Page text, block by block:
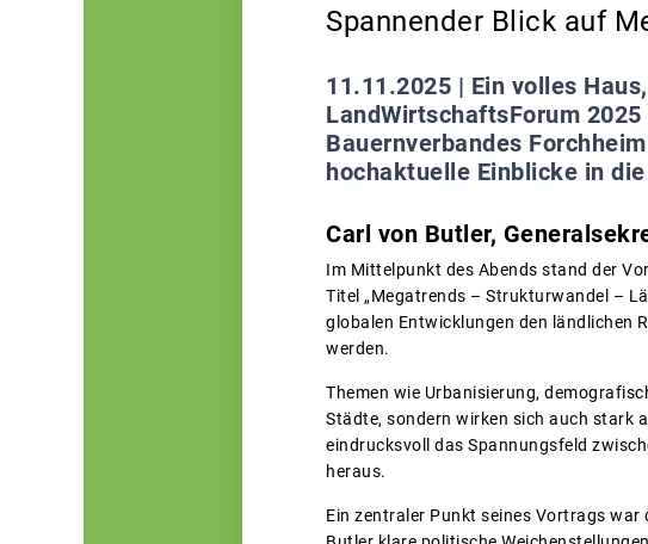
Spannender Blick auf
11.11.2025 | Ein volles
LandWirtschaftsForum
Bauernverbandes
hochaktuelle Einblicke in
Carl von Butler,
Im Mittelpunkt des Abends stand der
Titel „Megatrends – Strukturwandel –
globalen Entwicklungen den ländlichen
werden.
Themen wie Urbanisierung,
Städte, sondern wirken sich auch stark
eindrucksvoll das Spannungsfeld
heraus.
Ein zentraler Punkt seines Vortrags